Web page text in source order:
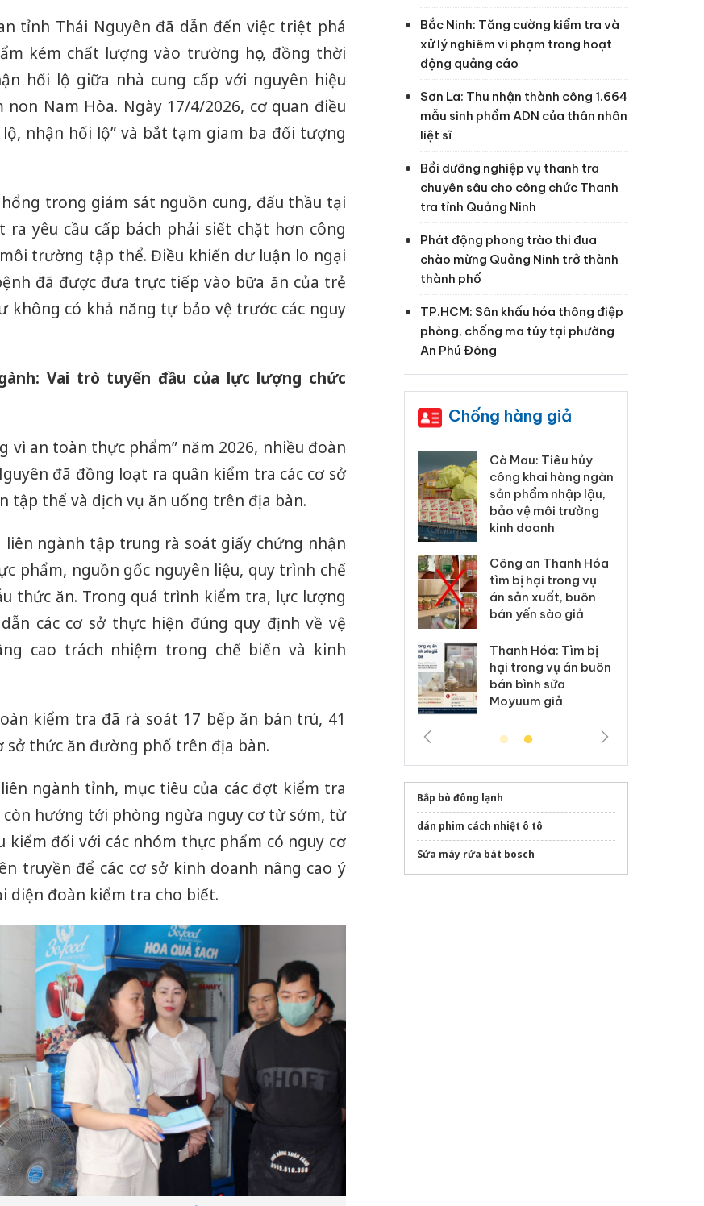
tỉnh Thái Nguyên đã dẫn đến việc triệt phá
kém chất lượng vào trường học, đồng thời
hối lộ giữa nhà cung cấp với nguyên hiệu
Nam Hòa. Ngày 17/4/2026, cơ quan điều
nhận hối lộ” và bắt tạm giam ba đối tượng
trong giám sát nguồn cung, đấu thầu tại
ra yêu cầu cấp bách phải siết chặt hơn công
trường tập thể. Điều khiến dư luận lo ngại
đã được đưa trực tiếp vào bữa ăn của trẻ
không có khả năng tự bảo vệ trước các nguy
Vai trò tuyến đầu của lực lượng chức
vì an toàn thực phẩm” năm 2026, nhiều đoàn
đã đồng loạt ra quân kiểm tra các cơ sở
tập thể và dịch vụ ăn uống trên địa bàn.
ngành tập trung rà soát giấy chứng nhận
phẩm, nguồn gốc nguyên liệu, quy trình chế
thức ăn. Trong quá trình kiểm tra, lực lượng
các cơ sở thực hiện đúng quy định về vệ
cao trách nhiệm trong chế biến và kinh
kiểm tra đã rà soát 17 bếp ăn bán trú, 41
sở thức ăn đường phố trên địa bàn.
ngành tỉnh, mục tiêu của các đợt kiểm tra
hướng tới phòng ngừa nguy cơ từ sớm, từ
kiểm đối với các nhóm thực phẩm có nguy cơ
truyền để các cơ sở kinh doanh nâng cao ý
diện đoàn kiểm tra cho biết.
Bắc Ninh: Tăng cường kiểm tra và
xử lý nghiêm vi phạm trong hoạt
động quảng cáo
Sơn La: Thu nhận thành công 1.664
mẫu sinh phẩm ADN của thân nhân
liệt sĩ
Bồi dưỡng nghiệp vụ thanh tra
chuyên sâu cho công chức Thanh
tra tỉnh Quảng Ninh
Phát động phong trào thi đua
chào mừng Quảng Ninh trở thành
thành phố
TP.HCM: Sân khấu hóa thông điệp
phòng, chống ma túy tại phường
An Phú Đông
Chống hàng giả
công khai hàng ngàn
sản phẩm nhập lậu,
bảo vệ môi trường
Công an Thanh Hóa
tìm bị hại trong vụ
án sản xuất, buôn
bán yến sào giả
Thanh Hóa: Tìm bị
Khẩn trương xác
minh, xử lý sản phẩm
Slimaura Care x3 sử
dụng giấy phép giả
mạo
Lào Cai xử lý 83 vụ vi
phạm thương mại
trong tháng 7
Hưng Yên: Xử lý 6 hộ
kinh doanh bán hàng
giả mạo nhãn hiệu
Adidas, Nike
Bắp bò đông lạnh
dán phim cách nhiệt ô tô
Sửa máy rửa bát bosch